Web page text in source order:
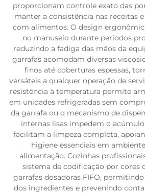
proporcionam controle exato das
manter a consistência nas receitas
com alimentos. O design
no manuseio durante períodos
reduzindo a fadiga das mãos da
garrafas acomodam diversas
finos até coberturas espessas,
versáteis a qualquer operação de
resistência à temperatura permite
em unidades refrigeradas sem
da garrafa ou o mecanismo de
internas lisas impedem o
facilitam a limpeza completa,
higiene essenciais em
alimentação. Cozinhas
sistema de codificação por cores
garrafas dosadoras FIFO,
dos ingredientes e prevenindo